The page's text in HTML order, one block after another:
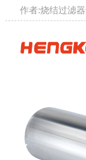
作者:烧结过滤